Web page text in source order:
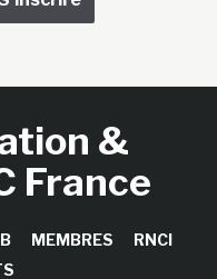
&
France
MEMBRES
RNCI